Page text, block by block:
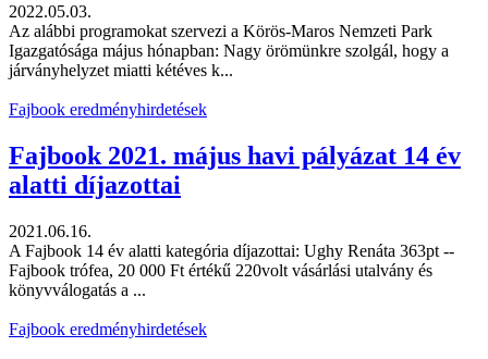
2022.05.03.
Az alábbi programokat szervezi a Körös-Maros Nemzeti Park
Igazgatósága május hónapban: Nagy örömünkre szolgál, hogy a
járványhelyzet miatti kétéves k...
Fajbook eredményhirdetések
Fajbook 2021. május havi pályázat 14 év
alatti díjazottai
2021.06.16.
A Fajbook 14 év alatti kategória díjazottai: Ughy Renáta 363pt --
Fajbook trófea, 20 000 Ft értékű 220volt vásárlási utalvány és
könyvválogatás a ...
Fajbook eredményhirdetések